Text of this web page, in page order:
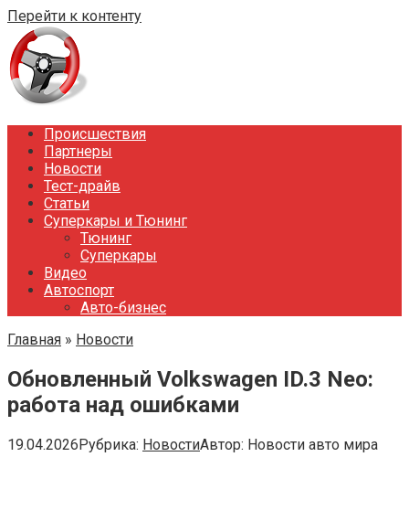
Перейти к контенту
Происшествия
Партнеры
Новости
Тест-драйв
Статьи
Суперкары и Тюнинг
Тюнинг
Суперкары
Видео
Автоспорт
Авто-бизнес
Главная » Новости
Обновленный Volkswagen ID.3 Neo:
работа над ошибками
19.04.2026Рубрика: НовостиАвтор: Новости авто мира